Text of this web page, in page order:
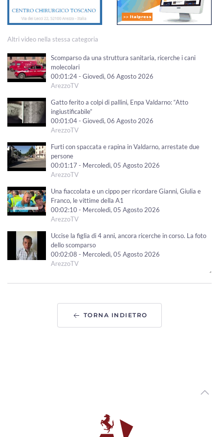
Altri video nella stessa categoria
Scomparso da una struttura sanitaria, ricerche i cani
molecolari
00:01:24 - Giovedì, 06 Agosto 2026
ArezzoTV
Gatto ferito a colpi di pallini, Enpa Valdarno: “Atto
ingiustificabile”
00:01:04 - Giovedì, 06 Agosto 2026
ArezzoTV
Furti con spaccata e rapina in Valdarno, arrestate due
persone
00:01:17 - Mercoledì, 05 Agosto 2026
ArezzoTV
Una fiaccolata e un cippo per ricordare Gianni, Giulia e
Franco, le vittime della A1
00:02:10 - Mercoledì, 05 Agosto 2026
ArezzoTV
Uccise la figlia di 4 anni, ancora ricerche in corso. La foto
dello scomparso
00:02:08 - Mercoledì, 05 Agosto 2026
ArezzoTV
Fugge da una struttura: ricerche in corso nell'Aretino. Era
stato condannato omicidio della figlia
00:01:15 - Lunedì, 03 Agosto 2026
TORNA INDIETRO